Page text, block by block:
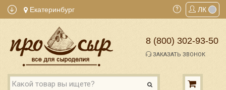
Екатеринбург ЛК
8 (800) 302-93-50
ЗАКАЗАТЬ ЗВОНОК